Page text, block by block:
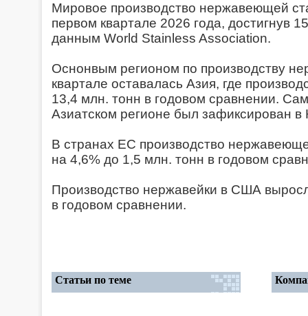
Мировое производство нержавеющей
первом квартале 2026 года, достигнув
данным World Stainless Association.
Оснонвым регионом по производству
квартале оставалась Азия, где
13,4 млн. тонн в годовом сравнении.
Азиатском регионе был зафиксирован в
В странах ЕС производство
на 4,6% до 1,5 млн. тонн в годовом
Производство нержавейки в США
в годовом сравнении.
Статьи по теме